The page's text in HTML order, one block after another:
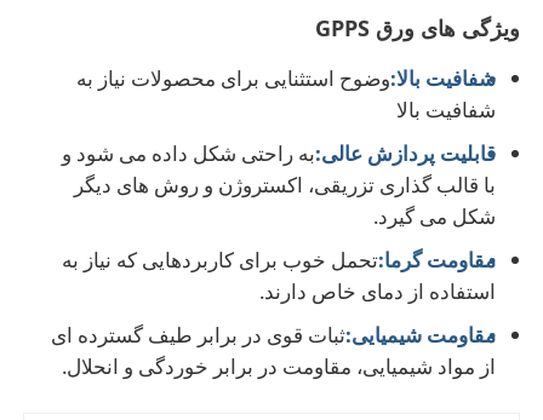
خط اکستروژن دو پیچ
خط تولید اکستروژن مشترک ورق چند لایه
خط تولید فنیر
خط اکستروژن ورق PMMA GPPS
خط اکستروژن کارت پلاستیکی
ویژگی های ورق GPPS
شفافیت بالا:وضوح استثنایی برای محصولات نیاز به
شفافیت بالا
قابلیت پردازش عالی:به راحتی شکل داده می شود و
با قالب گذاری تزریقی، اکستروژن و روش های دیگر
شکل می گیرد.
مقاومت گرما:تحمل خوب برای کاربردهایی که نیاز به
استفاده از دمای خاص دارند.
مقاومت شیمیایی:ثبات قوی در برابر طیف گسترده ای
از مواد شیمیایی، مقاومت در برابر خوردگی و انحلال.